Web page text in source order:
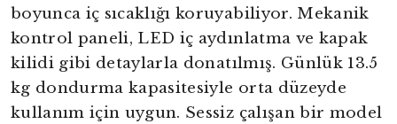
boyunca iç sıcaklığı koruyabiliyor. Mekanik
kontrol paneli, LED iç aydınlatma ve kapak
kilidi gibi detaylarla donatılmış. Günlük 13.5
kg dondurma kapasitesiyle orta düzeyde
kullanım için uygun. Sessiz çalışan bir model